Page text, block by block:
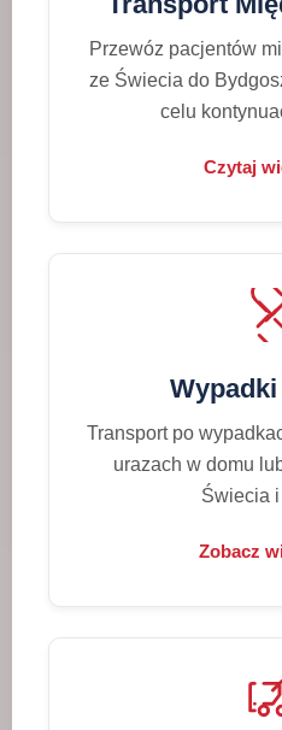
Przewóz pacjentów
ze Świecia do
celu
Czytaj
Transport po
urazach w domu
Świecia
Zobacz